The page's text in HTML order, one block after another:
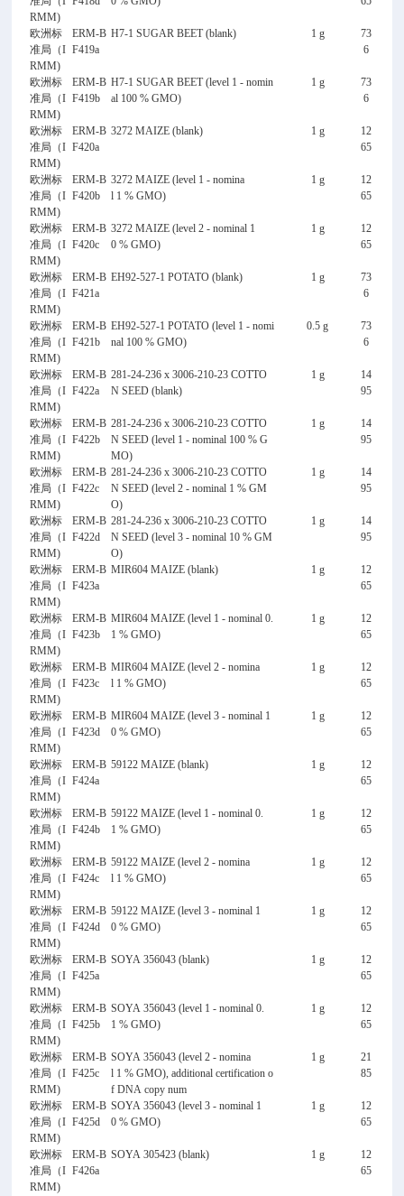
RMM)
欧洲标
准局（I
RMM)
ERM-B
F419a
H7-1 SUGAR BEET (blank) 1 g
73
6
欧洲标
准局（I
RMM)
ERM-B
F419b
H7-1 SUGAR BEET (level 1 - nomin
al 100 % GMO)
1 g
73
6
欧洲标
准局（I
RMM)
ERM-B
F420a
3272 MAIZE (blank) 1 g
12
65
欧洲标
准局（I
RMM)
ERM-B
F420b
3272 MAIZE (level 1 - nomina
l 1 % GMO)
1 g
12
65
欧洲标
准局（I
RMM)
ERM-B
F420c
3272 MAIZE (level 2 - nominal 1
0 % GMO)
1 g
12
65
欧洲标
准局（I
RMM)
ERM-B
F421a
EH92-527-1 POTATO (blank) 1 g
73
6
欧洲标
准局（I
RMM)
ERM-B
F421b
EH92-527-1 POTATO (level 1 - nomi
nal 100 % GMO)
0.5 g
73
6
欧洲标
准局（I
RMM)
ERM-B
F422a
281-24-236 x 3006-210-23 COTTO
N SEED (blank)
1 g
14
95
欧洲标
准局（I
RMM)
ERM-B
F422b
281-24-236 x 3006-210-23 COTTO
N SEED (level 1 - nominal 100 % G
MO)
1 g
14
95
欧洲标
准局（I
RMM)
ERM-B
F422c
281-24-236 x 3006-210-23 COTTO
N SEED (level 2 - nominal 1 % GM
O)
1 g
14
95
欧洲标
准局（I
RMM)
ERM-B
F422d
281-24-236 x 3006-210-23 COTTO
N SEED (level 3 - nominal 10 % GM
O)
1 g
14
95
欧洲标
准局（I
RMM)
ERM-B
F423a
MIR604 MAIZE (blank) 1 g
12
65
欧洲标
准局（I
RMM)
ERM-B
F423b
MIR604 MAIZE (level 1 - nominal 0.
1 % GMO)
1 g
12
65
欧洲标
准局（I
RMM)
ERM-B
F423c
MIR604 MAIZE (level 2 - nomina
l 1 % GMO)
1 g
12
65
欧洲标
准局（I
RMM)
ERM-B
F423d
MIR604 MAIZE (level 3 - nominal 1
0 % GMO)
1 g
12
65
欧洲标
准局（I
RMM)
ERM-B
F424a
59122 MAIZE (blank) 1 g
12
65
欧洲标
准局（I
RMM)
ERM-B
F424b
59122 MAIZE (level 1 - nominal 0.
1 % GMO)
1 g
12
65
欧洲标
准局（I
RMM)
ERM-B
F424c
59122 MAIZE (level 2 - nomina
l 1 % GMO)
1 g
12
65
欧洲标
准局（I
RMM)
ERM-B
F424d
59122 MAIZE (level 3 - nominal 1
0 % GMO)
1 g
12
65
欧洲标
准局（I
RMM)
ERM-B
F425a
SOYA 356043 (blank) 1 g
12
65
欧洲标
准局（I
RMM)
ERM-B
F425b
SOYA 356043 (level 1 - nominal 0.
1 % GMO)
1 g
12
65
欧洲标
准局（I
RMM)
ERM-B
F425c
SOYA 356043 (level 2 - nomina
l 1 % GMO), additional certification o
f DNA copy num
1 g
21
85
欧洲标
准局（I
RMM)
ERM-B
F425d
SOYA 356043 (level 3 - nominal 1
0 % GMO)
1 g
12
65
欧洲标
准局（I
RMM)
ERM-B
F426a
SOYA 305423 (blank) 1 g
12
65